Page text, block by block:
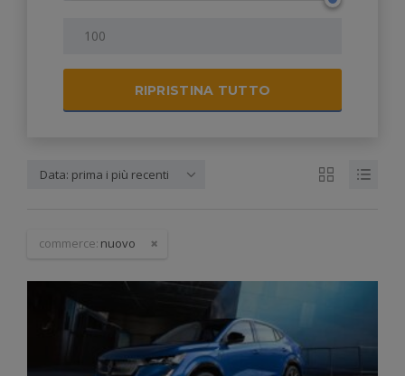
RIPRISTINA TUTTO
Data: prima i più recenti
commerce: nuovo